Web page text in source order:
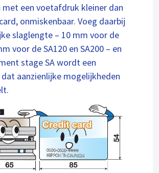
met een voetafdruk kleiner dan
onmiskenbaar. Voeg daarbij
slaglengte – 10 mm voor de
voor de SA120 en SA200 – en
stage SA wordt een
aanzienlijke mogelijkheden